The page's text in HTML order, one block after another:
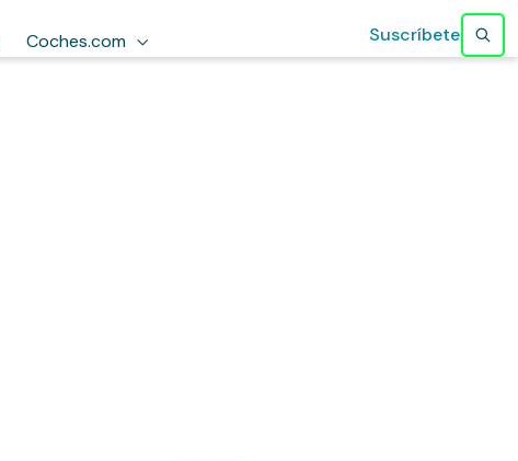
Coches.com Suscríbete